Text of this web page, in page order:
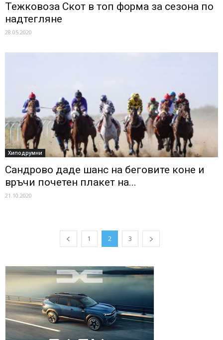
Тежковоза Скот в топ форма за сезона по
надтегляне
28.05.2020
Хиподрумни
Сандрово даде шанс на беговите коне и
връчи почетен плакет на...
21.10.2020
1 2 3